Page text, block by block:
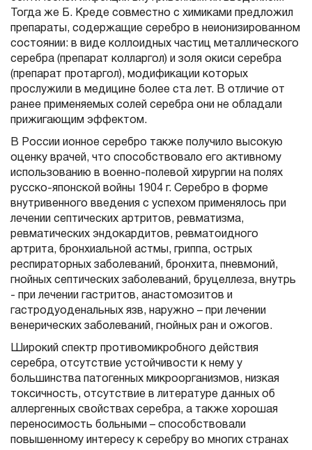
Тогда же Б. Креде совместно с химиками предложил
препараты, содержащие серебро в неионизированном
состоянии: в виде коллоидных частиц металлического
серебра (препарат колларгол) и золя окиси серебра
(препарат протаргол), модификации которых
прослужили в медицине более ста лет. В отличие от
ранее применяемых солей серебра они не обладали
прижигающим эффектом.
В России ионное серебро также получило высокую
оценку врачей, что способствовало его активному
использованию в военно-полевой хирургии на полях
русско-японской войны 1904 г. Серебро в форме
внутривенного введения с успехом применялось при
лечении септических артритов, ревматизма,
ревматических эндокардитов, ревматоидного
артрита, бронхиальной астмы, гриппа, острых
респираторных заболеваний, бронхита, пневмоний,
гнойных септических заболеваний, бруцеллеза, внутрь
- при лечении гастритов, анастомозитов и
гастродуоденальных язв, наружно – при лечении
венерических заболеваний, гнойных ран и ожогов.
Широкий спектр противомикробного действия
серебра, отсутствие устойчивости к нему у
большинства патогенных микроорганизмов, низкая
токсичность, отсутствие в литературе данных об
аллергенных свойствах серебра, а также хорошая
переносимость больными – способствовали
повышенному интересу к серебру во многих странах